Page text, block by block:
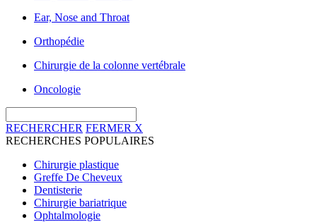
Ear, Nose and Throat
Orthopédie
Chirurgie de la colonne vertébrale
Oncologie
RECHERCHER FERMER X
RECHERCHES POPULAIRES
Chirurgie plastique
Greffe De Cheveux
Dentisterie
Chirurgie bariatrique
Ophtalmologie